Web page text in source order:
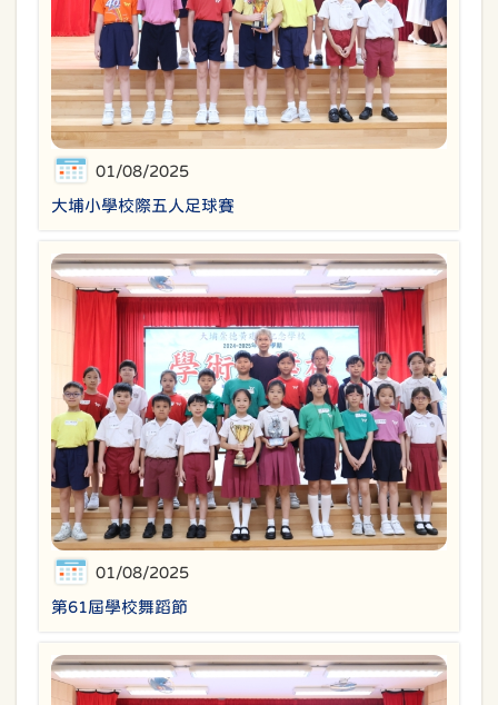
01/08/2025
大埔小學校際五人足球賽
01/08/2025
第61屆學校舞蹈節